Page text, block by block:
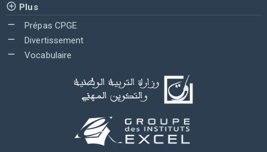
Plus
Prépas CPGE
Divertissement
Vocabulaire